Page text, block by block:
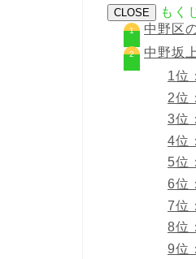
CLOSE
もく
中野区
中野坂
1位
2位
3位
4位
5位
6位
7位
8位
9位